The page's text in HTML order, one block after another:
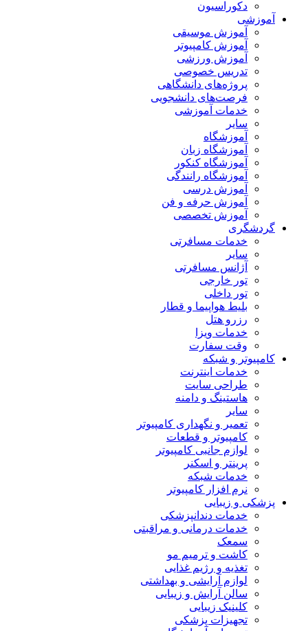
دکوراسیون
آموزشی
آموزش موسیقی
آموزش کامپیوتر
آموزش ورزشی
تدریس خصوصی
پروژه‌های دانشگاهی
فرصت‌های دانشجویی
خدمات آموزشی
سایر
آموزشگاه
آموزشگاه زبان
آموزشگاه کنکور
آموزشگاه رانندگی
آموزش درسی
آموزش حرفه و فن
آموزش تخصصی
گردشگری
خدمات مسافرتی
سایر
آژانس مسافرتی
تور خارجی
تور داخلی
بلیط هواپیما و قطار
رزرو هتل
خدمات ویزا
وقت سفارت
کامپیوتر و شبکه
خدمات اینترنت
طراحی سایت
هاستینگ و دامنه
سایر
تعمیر و نگهداری کامپیوتر
کامپیوتر و قطعات
لوازم جانبی کامپیوتر
پرینتر و اسکنر
خدمات شبکه
نرم افزار کامپیوتر
پزشکی و زیبایی
خدمات دندانپزشکی
خدمات درمانی و مراقبتی
سمعک
کاشت و ترمیم مو
تغذیه و رژیم غذایی
لوازم آرایشی و بهداشتی
سالن آرایش و زیبایی
کلینیک زیبایی
تجهیزات پزشکی